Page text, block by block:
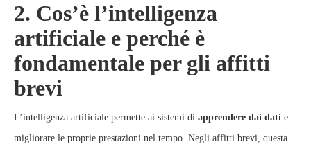
2. Cos’è l’intelligenza
artificiale e perché è
fondamentale per gli affitti
brevi
L’intelligenza artificiale permette ai sistemi di apprendere dai dati e
migliorare le proprie prestazioni nel tempo. Negli affitti brevi, questa